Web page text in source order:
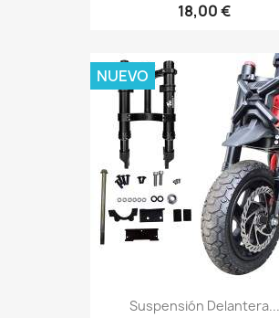
18,00 €
Suspensión Delantera...
NUEVO